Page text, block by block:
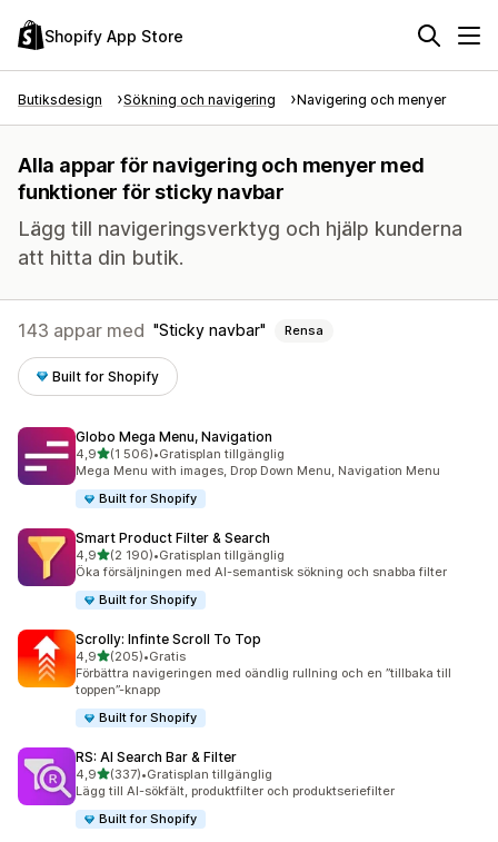
Shopify App Store
Butiksdesign Sökning och navigering Navigering och menyer
Alla appar för navigering och menyer med
funktioner för sticky navbar
Lägg till navigeringsverktyg och hjälp kunderna
att hitta din butik.
143 appar med Sticky navbar Rensa
Built for Shopify
Globo Mega Menu, Navigation
4,9av 5 stjärnor
(1 506)
1506 recensioner totalt
•Gratisplan tillgänglig
Mega Menu with images, Drop Down Menu, Navigation Menu
Built for Shopify
Smart Product Filter & Search
4,9av 5 stjärnor
(2 190)
2190 recensioner totalt
•Gratisplan tillgänglig
Öka försäljningen med AI-semantisk sökning och snabba filter
Built for Shopify
Scrolly: Infinte Scroll To Top
4,9av 5 stjärnor
(205)
205 recensioner totalt
•Gratis
Förbättra navigeringen med oändlig rullning och en ”tillbaka till
toppen”-knapp
Built for Shopify
RS: AI Search Bar & Filter
4,9av 5 stjärnor
(337)
337 recensioner totalt
•Gratisplan tillgänglig
Lägg till AI-sökfält, produktfilter och produktseriefilter
Built for Shopify